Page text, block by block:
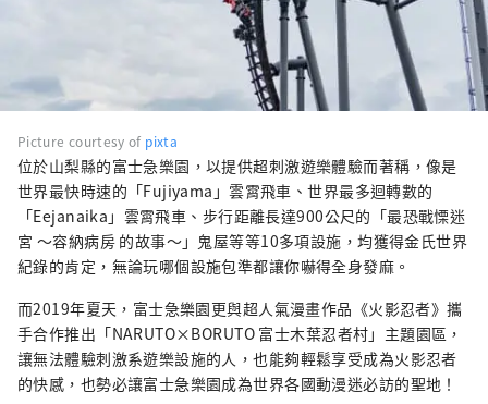
Picture courtesy of pixta
位於山梨縣的富士急樂園，以提供超刺激遊樂體驗而著稱，像是
世界最快時速的「Fujiyama」雲霄飛車、世界最多迴轉數的
「Eejanaika」雲霄飛車、步行距離長達900公尺的「最恐戰慄迷
宮 〜容納病房 的故事〜」鬼屋等等10多項設施，均獲得金氏世界
紀錄的肯定，無論玩哪個設施包準都讓你嚇得全身發麻。
而2019年夏天，富士急樂園更與超人氣漫畫作品《火影忍者》攜
手合作推出「NARUTO×BORUTO 富士木葉忍者村」主題園區，
讓無法體驗刺激系遊樂設施的人，也能夠輕鬆享受成為火影忍者
的快感，也勢必讓富士急樂園成為世界各國動漫迷必訪的聖地！